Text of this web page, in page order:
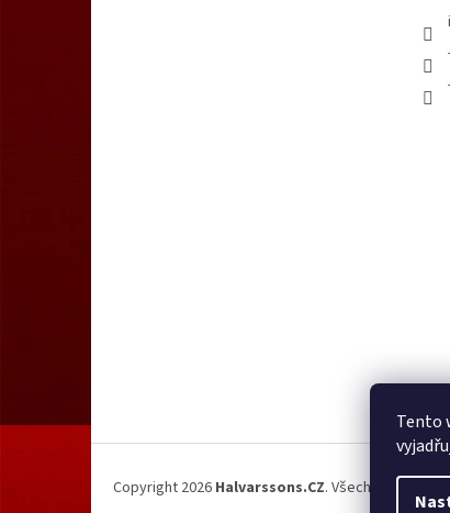
Tento
Copyright 2026 Halvarssons.CZ. Všechna práva